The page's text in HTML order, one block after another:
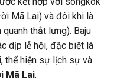
Mã Lai) và đôi khi là
thắt lưng). Baju
dịp lễ hội, đặc biệt là
thể hiện sự lịch sự và
Mã Lai.